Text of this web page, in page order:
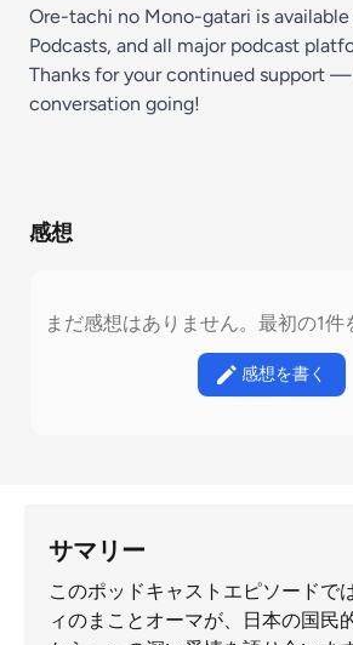
Ore-tachi no Mono-gatari is
Podcasts, and all major podcast
Thanks for your continued support
conversation going!
感想
まだ感想はありません。最初の1件
感想を書く
サマリー
このポッドキャストエピソードで
ィのまことオーマが、日本の国民